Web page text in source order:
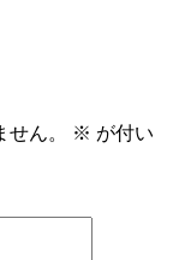
ん。 ※ が付い